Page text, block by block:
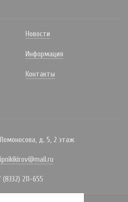
Новости
Информация
Контакты
д. 5, 2 этаж
(8332) 211-655